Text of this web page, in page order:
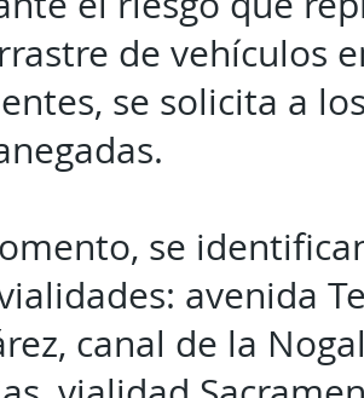
de vehículos
se solicita a
se
avenida
canal de la